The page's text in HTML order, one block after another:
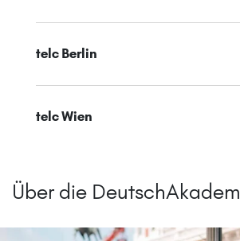
telc Berlin
telc Wien
Über die